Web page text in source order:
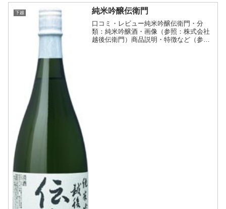
下越 純米吟醸伝衛門
口コミ・レビュー純米吟醸伝衛門・分
類：純米吟醸酒・画像（参照：株式会社
越後伝衛門）商品説明・特徴など（参